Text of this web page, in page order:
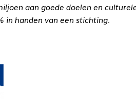
aan goede doelen en
in handen van een stichting.